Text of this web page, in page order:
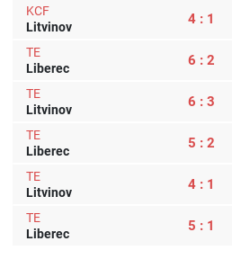
KCF
Litvinov
4 : 1
TE
Liberec
6 : 2
TE
Litvinov
6 : 3
TE
Liberec
5 : 2
TE
Litvinov
4 : 1
TE
Liberec
5 : 1